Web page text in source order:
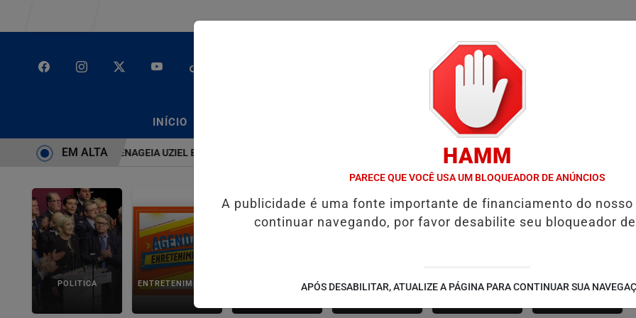
INÍCIO COLUNAS / EMPREGOS
É BRUTO” HOMENAGEIA UZIEL BUENO NO TERRAÇO MINEIRO D' GUST RECEBE MOACIR CALDAS E CAIQUE PIMENTA COM O
EM ALTA
POLITICA ENTRETENIMENTO SALVADOR AQUI! SÃO JOÃO 2.6
NOTÍCIAS
FUTEBOL
HAMM
PARECE QUE VOCÊ USA UM BLOQUEADOR DE ANÚNCIOS
A publicidade é uma fonte importante de financiamento do nosso
continuar navegando, por favor desabilite seu bloqueador
APÓS DESABILITAR, ATUALIZE A PÁGINA PARA CONTINUAR SUA